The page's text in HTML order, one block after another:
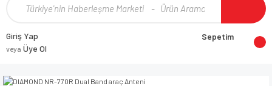
Giriş Yap
veya Üye Ol
Sepetim